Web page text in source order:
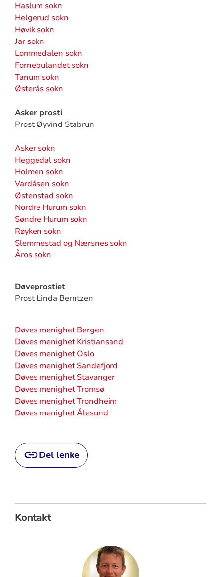
Haslum sokn
Helgerud sokn
Høvik sokn
Jar sokn
Lommedalen sokn
Fornebulandet sokn
Tanum sokn
Østerås sokn
Asker prosti
Prost Øyvind Stabrun
Asker sokn
Heggedal sokn
Holmen sokn
Vardåsen sokn
Østenstad sokn
Nordre Hurum sokn
Søndre Hurum sokn
Røyken sokn
Slemmestad og Nærsnes sokn
Åros sokn
Døveprostiet
Prost Linda Berntzen
Døves menighet Bergen
Døves menighet Kristiansand
Døves menighet Oslo
Døves menighet Sandefjord
Døves menighet Stavanger
Døves menighet Tromsø
Døves menighet Trondheim
Døves menighet Ålesund
Del lenke
Kontakt